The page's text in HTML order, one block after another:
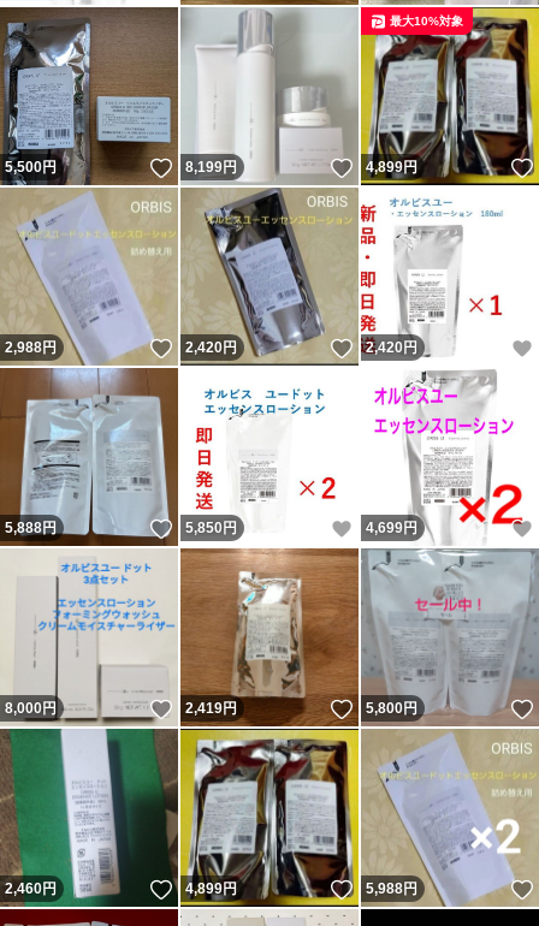
5,500円 いいね！
8,199円 いいね！
4,899円
最大10%対象
2,988円 いいね！
2,420円 いいね！
2,420 円
5,888円 いいね！
5,850 円 いいね！
4,699円
8,000円 いいね！
2,419円 いいね！
5,800円
2,460円 いいね！
4,899円 いいね！
5,988円